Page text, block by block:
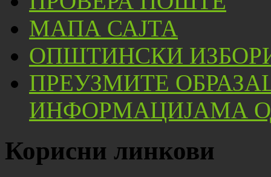
МАПА САЈТА
ОПШТИНСКИ
ПРЕУЗМИТЕ
ИНФОРМАЦИЈАМА
Корисни линкови